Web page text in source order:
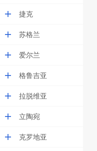
捷克
苏格兰
爱尔兰
格鲁吉亚
拉脱维亚
立陶宛
克罗地亚